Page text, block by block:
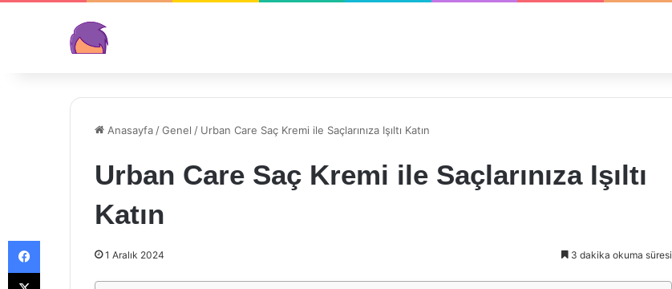
Anasayfa /Genel / Urban Care Saç Kremi ile Saçlarınıza Işıltı Katın
Urban Care Saç Kremi ile Saçlarınıza Işıltı
Katın
1 Aralık 2024 3 dakika okuma süresi
Facebook
X